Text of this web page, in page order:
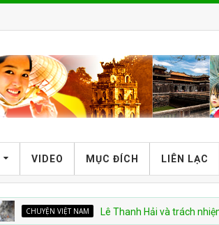
VIDEO MỤC ĐÍCH LIÊN LẠC
VIỆT NAM Lê Thanh Hải và trách nhiệm trong